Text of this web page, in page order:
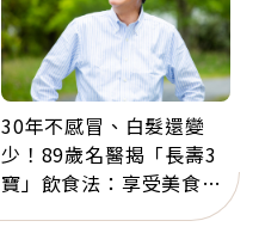
30年不感冒、白髮還變
少！89歲名醫揭「長壽3
寶」飲食法：享受美食不
忌口，偶爾也該吃點肉